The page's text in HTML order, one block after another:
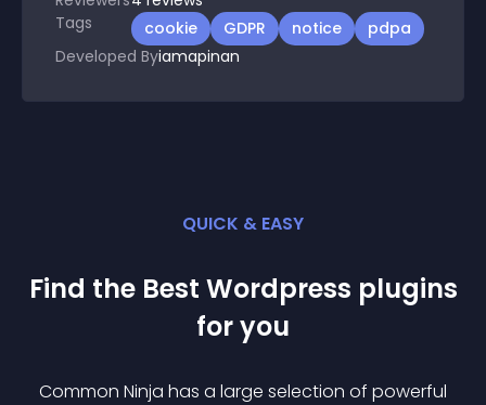
Tags
cookie GDPR notice
pdpa
Developed Byiamapinan
QUICK & EASY
Find the Best Wordpress plugins
for you
Common Ninja has a large selection of powerful